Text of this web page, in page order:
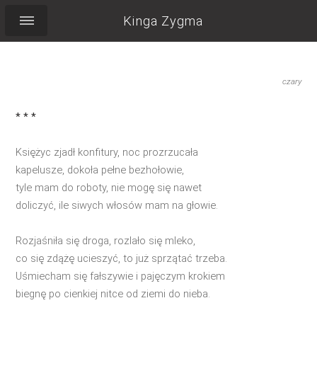
Kinga Zygma
czary
* * *
Księżyc zjadł konfitury, noc prozrzucała
kapelusze, dokoła pełne bezhołowie,
tyle mam do roboty, nie mogę się nawet
doliczyć, ile siwych włosów mam na głowie.
Rozjaśniła się droga, rozlało się mleko,
co się zdążę ucieszyć, to już sprzątać trzeba.
Uśmiecham się fałszywie i pajęczym krokiem
biegnę po cienkiej nitce od ziemi do nieba.